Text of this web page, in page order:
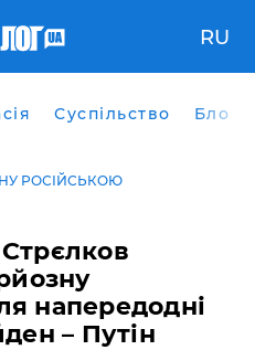
RU
Суспільство Блоги
РОСІЙСЬКОЮ
напередодні
– Путін